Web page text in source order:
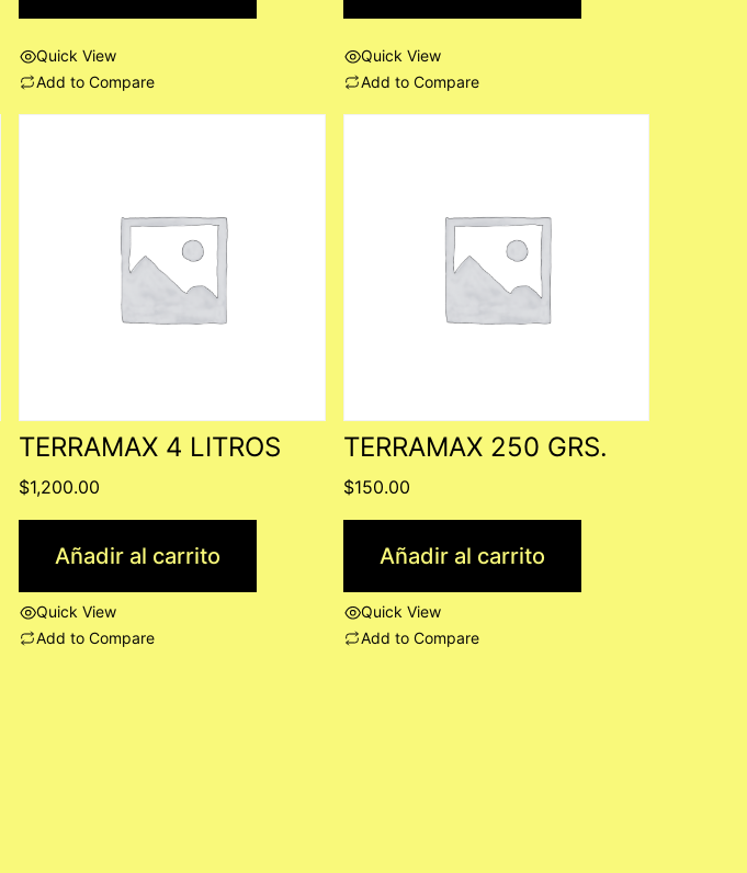
Quick View
Add to Compare
Quick View
Add to Compare
TERRAMAX 4 LITROS
$1,200.00
Añadir al carrito
Quick View
Add to Compare
TERRAMAX 250 GRS.
$150.00
Añadir al carrito
Quick View
Add to Compare